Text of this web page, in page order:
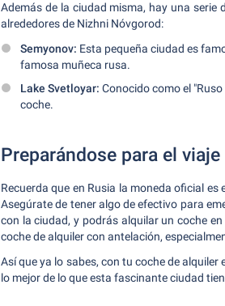
Además de la ciudad misma, hay una serie
alrededores de Nizhni Nóvgorod:
Semyonov: Esta pequeña ciudad es
famosa muñeca rusa.
Lake Svetloyar: Conocido como el
coche.
Preparándose para el viaje
Recuerda que en Rusia la moneda oficial
Asegúrate de tener algo de efectivo para
con la ciudad, y podrás alquilar un coche
coche de alquiler con antelación,
Así que ya lo sabes, con tu coche de
lo mejor de lo que esta fascinante ciudad